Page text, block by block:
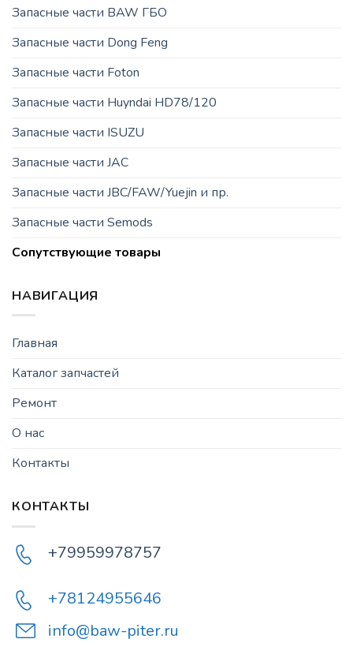
Запасные части BAW ГБО
Запасные части Dong Feng
Запасные части Foton
Запасные части Huyndai HD78/120
Запасные части ISUZU
Запасные части JAC
Запасные части JBC/FAW/Yuejin и пр.
Запасные части Semods
Сопутствующие товары
НАВИГАЦИЯ
Главная
Каталог запчастей
Ремонт
О нас
Контакты
КОНТАКТЫ
+79959978757
+78124955646
info@baw-piter.ru